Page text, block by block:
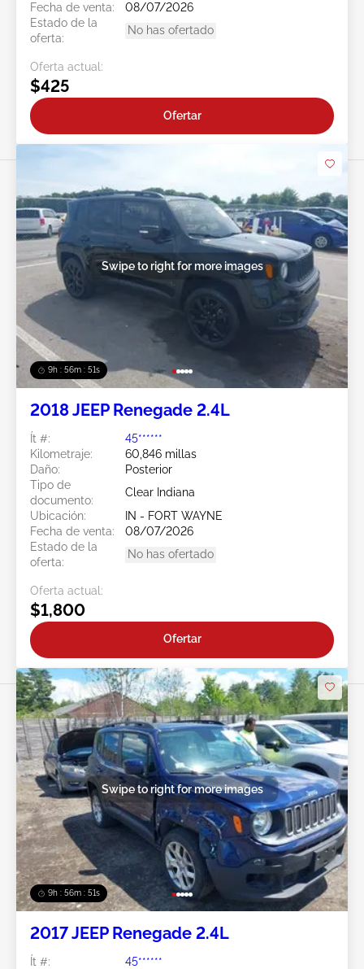
Fecha de venta:
08/07/2026
Estado de la
oferta:
No has ofertado
Oferta actual:
$425
Ofertar
9h : 56m : 49s
Swipe to right for more images
2018 JEEP Renegade 2.4L
Ít #:
45******
Kilometraje:
60,846 millas
Daño:
Posterior
Tipo de
documento:
Clear Indiana
Ubicación:
IN - FORT WAYNE
Fecha de venta:
08/07/2026
Estado de la
oferta:
No has ofertado
Oferta actual:
$1,800
Ofertar
9h : 56m : 49s
Swipe to right for more images
2017 JEEP Renegade 2.4L
Ít #:
45******